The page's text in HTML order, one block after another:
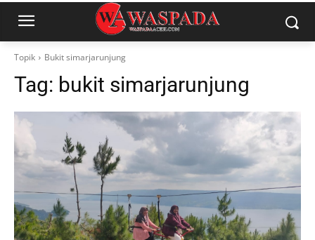
Topik Bukit simarjarunjung
Tag: bukit simarjarunjung